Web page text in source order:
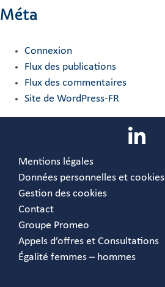
Méta
Connexion
Flux des publications
Flux des commentaires
Site de WordPress-FR
Mentions légales
Données personnelles et cookies
Gestion des cookies
Contact
Groupe Promeo
Appels d’offres et Consultations
Égalité femmes – hommes